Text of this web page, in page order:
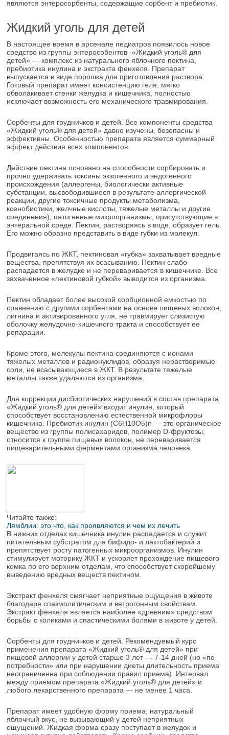
являются энтеросорбенты, содержащие сорбент и пребиотик.
Жидкий уголь для детей
В настоящее время в арсенале педиатров появилось новое
средство из группы энтерособентов -«Жидкий уголь® для
детей» — комплекс из натурального яблочного пектина,
пребиотика инулина и экстракта фенхеля. Препарат
выпускается в виде порошка для приготовления раствора.
Готовый препарат имеет консистенцию геля, мягко
обволакивает стенки желудка и кишечника, полностью
исключает возможность его механического травмирования.
Сорбенты для грудничков и детей. Все компоненты средства
«Жидкий уголь® для детей» давно изучены, безопасны и
эффективны. Особенностью препарата является суммарный
эффект действия всех компонентов.
Действие пектина основано на способности сорбировать и
прочно удерживать токсины экзогенного и эндогенного
происхождения (аллергены, биологически активные
субстанции, высвободившиеся в результате аллергической
реакции, другие токсичные продукты метаболизма,
ксенобиотики, желчные кислоты, тяжелые металлы и другие
соединения), патогенные микроорганизмы, присутствующие в
энтеральной среде. Пектин, растворяясь в воде, образует гель.
Его можно образно представить в виде губки из молекул.
Продвигаясь по ЖКТ, пектиновая «губка» захватывает вредные
вещества, препятствуя их всасыванию. Пектин слабо
распадается в желудке и не переваривается в кишечнике. Все
захваченное «пектиновой губкой» выводится из организма.
Пектин обладает более высокой сорбционной емкостью по
сравнению с другими сорбентами на основе пищевых волокон,
лигнина и активированного угля, не травмирует слизистую
оболочку желудочно-кишечного тракта и способствует ее
репарации.
Кроме этого, молекулы пектина соединяются с ионами
тяжелых металлов и радионуклидов, образуя нерастворимые
соли, не всасывающиеся в ЖКТ. В результате тяжелые
металлы также удаляются из организма.
Для коррекции дисбиотических нарушений в состав препарата
«Жидкий уголь® для детей» входит инулин, который
способствует восстановлению естественной микрофлоры
кишечника. Пребиотик инулин (C6H10O5)n — это органическое
вещество из группы полисахаридов, полимер D-фруктозы,
относится к группе пищевых волокон, не переваривается
пищеварительными ферментами организма человека.
Читайте также:
Лямблии: это что, как проявляются и чем их лечить
В нижних отделах кишечника инулин распадается и служит
питательным субстратом для бифидо- и лактобактерий и
препятствует росту патогенных микроорганизмов. Инулин
стимулирует моторику ЖКТ и ускоряет прохождение пищевого
комка по его верхним отделам, что способствует скорейшему
выведению вредных веществ пектином.
Экстракт фенхеля смягчает неприятные ощущения в животе
благодаря спазмолитическим и ветрогонным свойствам.
Экстракт фенхеля является наиболее «древним» средством
борьбы с коликами и спастическими болями в животе у детей.
Сорбенты для грудничков и детей. Рекомендуемый курс
применения препарата «Жидкий уголь® для детей» при
пищевой аллергии у детей старше 3 лет — 7-14 дней (но «по
потребности» или при нарушении диеты длительность приема
неограниченна при соблюдении правил приема). Интервал
между приемом препарата «Жидкий уголь® для детей» и
любого лекарственного препарата — не менее 1 часа.
Препарат имеет удобную форму приема, натуральный
яблочный вкус, не вызывающий у детей неприятных
ощущений. Жидкая форма сразу поступает в желудок и